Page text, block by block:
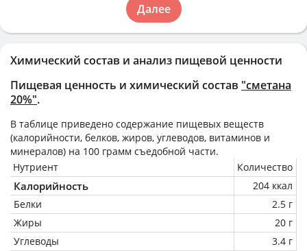
Химический состав и анализ пищевой ценности
Пищевая ценность и химический состав "сметана
20%".
В таблице приведено содержание пищевых веществ
(калорийности, белков, жиров, углеводов, витаминов и
минералов) на 100 грамм съедобной части.
Нутриент
Количество
Калорийность
204 ккал
Белки
2.5 г
Жиры
20 г
Углеводы
3.4 г
Далее